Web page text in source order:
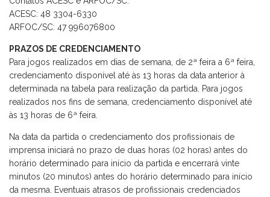
ACESC: 48 3304-6330
ARFOC/SC: 47 996076800
PRAZOS DE CREDENCIAMENTO
Para jogos realizados em dias de semana, de 2ª feira a 6ª feira,
credenciamento disponível até às 13 horas da data anterior à
determinada na tabela para realização da partida. Para jogos
realizados nos fins de semana, credenciamento disponível até
às 13 horas de 6ª feira.
Na data da partida o credenciamento dos profissionais de
imprensa iniciará no prazo de duas horas (02 horas) antes do
horário determinado para início da partida e encerrará vinte
minutos (20 minutos) antes do horário determinado para início
da mesma. Eventuais atrasos de profissionais credenciados